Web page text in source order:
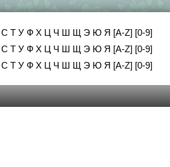
С Т У Ф Х Ц Ч Ш Щ Э Ю Я [A-Z] [0-9]
С Т У Ф Х Ц Ч Ш Щ Э Ю Я [A-Z] [0-9]
С Т У Ф Х Ц Ч Ш Щ Э Ю Я [A-Z] [0-9]